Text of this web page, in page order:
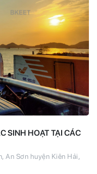
SINH HOẠT TẠI CÁC
An Sơn huyện Kiên Hải,